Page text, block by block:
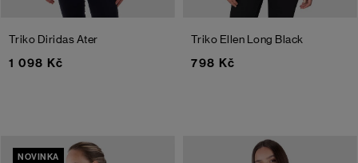
Triko Diridas Ater
1 098 Kč
Triko Ellen Long Black
798 Kč
NOVINKA